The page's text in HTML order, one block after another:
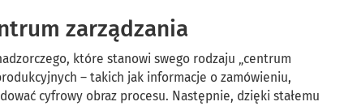
zarządzania
które stanowi swego rodzaju „centrum
– takich jak informacje o zamówieniu,
cyfrowy obraz procesu. Następnie, dzięki stałemu